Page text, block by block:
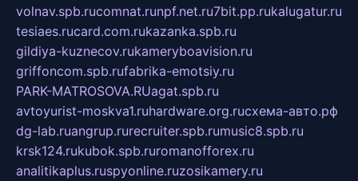
volnav.spb.rucomnat.runpf.net.ru7bit.pp.rukalugatur.ru
tesiaes.rucard.com.rukazanka.spb.ru
gildiya-kuznecov.rukameryboavision.ru
griffoncom.spb.rufabrika-emotsiy.ru
PARK-MATROSOVA.RUagat.spb.ru
avtoyurist-moskva1.ruhardware.org.ruсхема-авто.рф
dg-lab.ruangrup.rurecruiter.spb.rumusic8.spb.ru
krsk124.rukubok.spb.ruromanofforex.ru
analitikaplus.ruspyonline.ruzosikamery.ru